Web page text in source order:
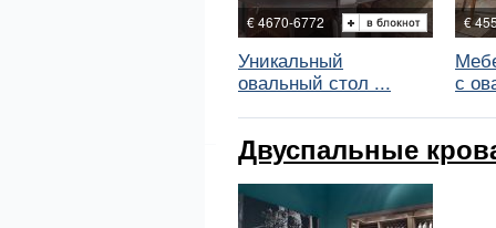
€ 4670-6772
Уникальный
овальный стол ...
€
с
Двуспальные